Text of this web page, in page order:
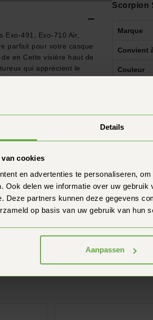
Details
cookies
en advertenties te personaliseren,
Ook delen we informatie over uw
Deze partners kunnen deze gegevens
op basis van uw gebruik van hun
Aanpassen
Exo-491, Exo-710 Air,
parfait pour votre casque
en Cette visière haut de
qui apprécient le
augmente votre visibilité
?
Scorpion
Marque
Convient
Couleur
Pré-